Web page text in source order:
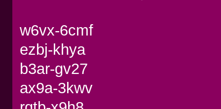
w6vx-6cmf
ezbj-khya
b3ar-gv27
ax9a-3kwv